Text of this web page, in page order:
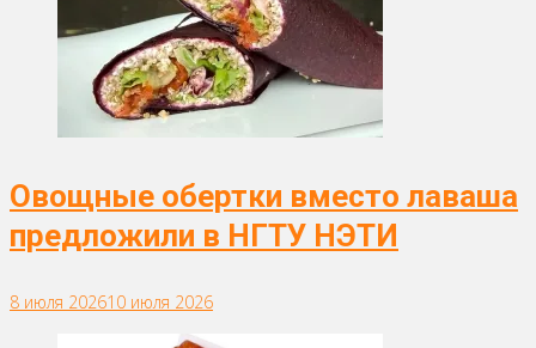
Овощные обертки вместо лаваша
предложили в НГТУ НЭТИ
8 июля 202610 июля 2026